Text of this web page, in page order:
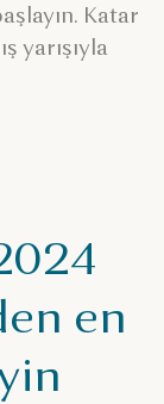
Katar
yarışıyla
en